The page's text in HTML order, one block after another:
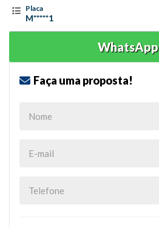
Placa
M*****1
WhatsApp
Faça uma proposta!